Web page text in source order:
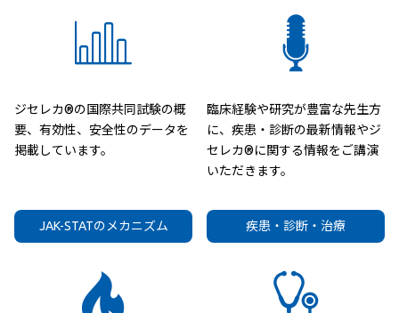
ジセレカ®の国際共同試験の概
要、有効性、安全性のデータを
掲載しています。
臨床経験や研究が豊富な先生方
に、疾患・診断の最新情報やジ
セレカ®に関する情報をご講演
いただきます。
JAK-STATのメカニズム 疾患・診断・治療